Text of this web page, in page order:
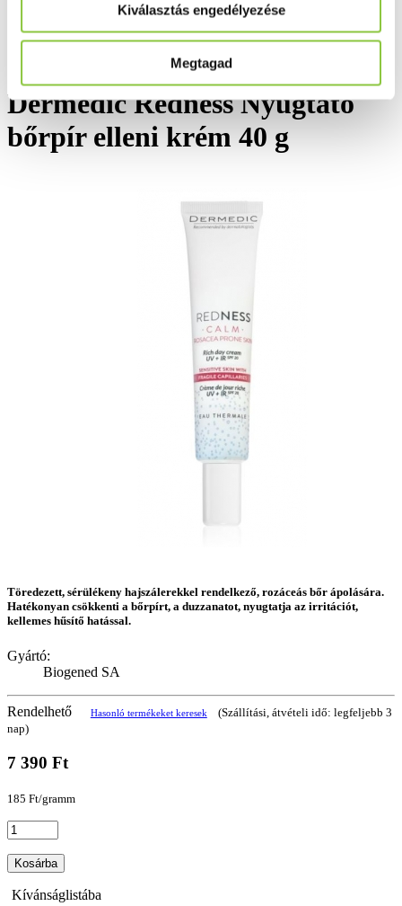
Kiválasztás engedélyezése
Megtagad
Főoldal
Dermedic
Dermedic Redness Nyugtató bőrpír elleni krém 40 g
Dermedic Redness Nyugtató
bőrpír elleni krém 40 g
Töredezett, sérülékeny hajszálerekkel rendelkező, rozáceás bőr ápolására.
Hatékonyan csökkenti a bőrpírt, a duzzanatot, nyugtatja az irritációt,
kellemes hűsítő hatással.
Gyártó:
Biogened SA
Rendelhető Hasonló termékeket keresek
(Szállítási, átvételi idő: legfeljebb 3
nap)
7 390 Ft
185 Ft/gramm
Kosárba
Kívánságlistába